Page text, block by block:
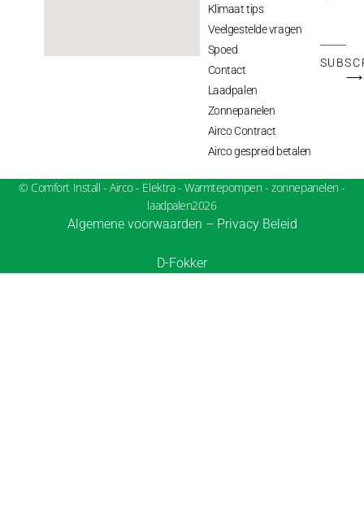
Klimaat tips
Veelgestelde vragen
Spoed
Contact
Laadpalen
Zonnepanelen
Airco Contract
Airco gespreid betalen
⟶
© Comfort Install - Airco - Elektra - Warmtepompen - zonnepanelen -
laadpalen2026
Algemene voorwaarden – Privacy Beleid
D-Fokker